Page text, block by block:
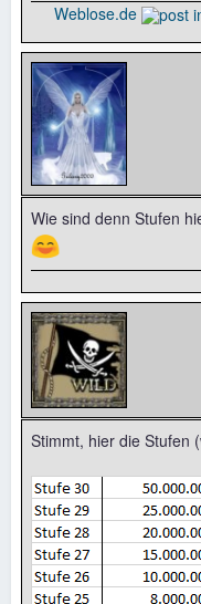
Weblose.de
Wie sind denn Stufen
😄
Stimmt, hier die Stufen